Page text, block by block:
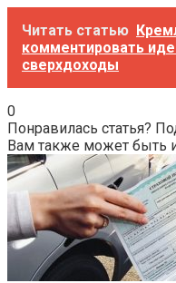
Читать статью
комментировать
сверхдоходы
0
Понравилась статья?
Вам также может быть